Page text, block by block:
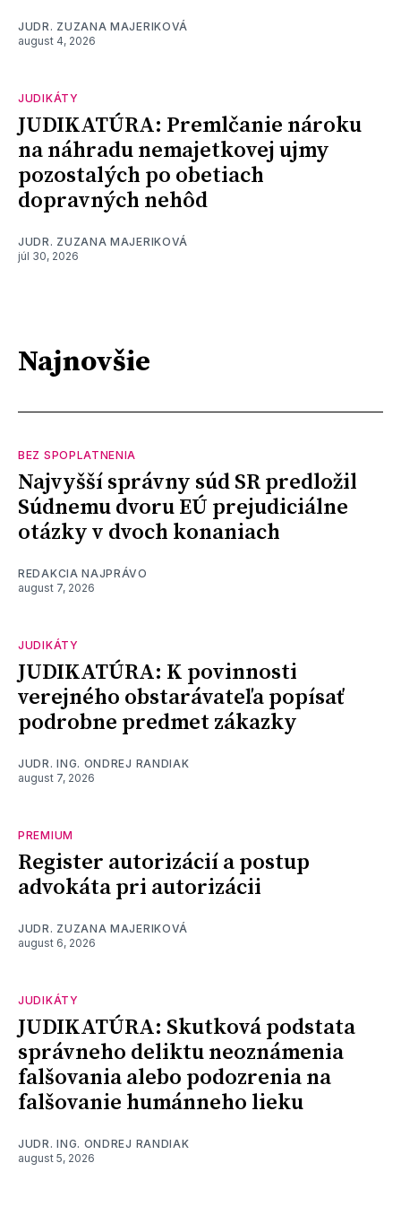
JUDR. ZUZANA MAJERIKOVÁ
august 4, 2026
JUDIKÁTY
JUDIKATÚRA: Premlčanie nároku
na náhradu nemajetkovej ujmy
pozostalých po obetiach
dopravných nehôd
JUDR. ZUZANA MAJERIKOVÁ
júl 30, 2026
Najnovšie
BEZ SPOPLATNENIA
Najvyšší správny súd SR predložil
Súdnemu dvoru EÚ prejudiciálne
otázky v dvoch konaniach
REDAKCIA NAJPRÁVO
august 7, 2026
JUDIKÁTY
JUDIKATÚRA: K povinnosti
verejného obstarávateľa popísať
podrobne predmet zákazky
JUDR. ING. ONDREJ RANDIAK
august 7, 2026
PREMIUM
Register autorizácií a postup
advokáta pri autorizácii
JUDR. ZUZANA MAJERIKOVÁ
august 6, 2026
JUDIKÁTY
JUDIKATÚRA: Skutková podstata
správneho deliktu neoznámenia
falšovania alebo podozrenia na
falšovanie humánneho lieku
JUDR. ING. ONDREJ RANDIAK
august 5, 2026